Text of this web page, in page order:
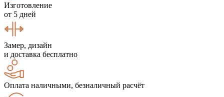
Изготовление
от 5 дней
Замер, дизайн
и доставка бесплатно
Оплата наличными, безналичный расчёт